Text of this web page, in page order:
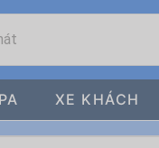
XE KHÁCH